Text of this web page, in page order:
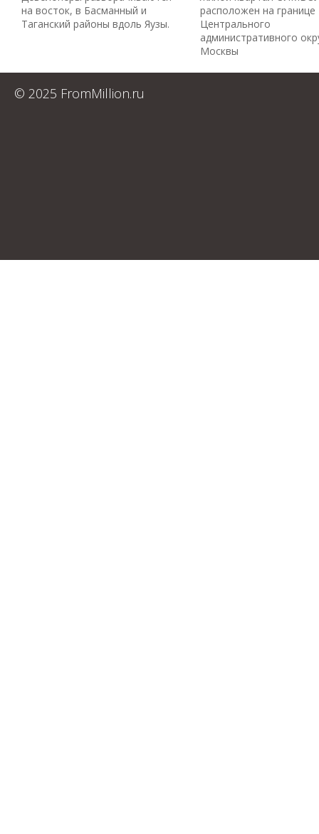
на восток, в Басманный и
Таганский районы вдоль Яузы.
расположен на границе
Центрального
административного
Москвы
© 2025 FromMillion.ru